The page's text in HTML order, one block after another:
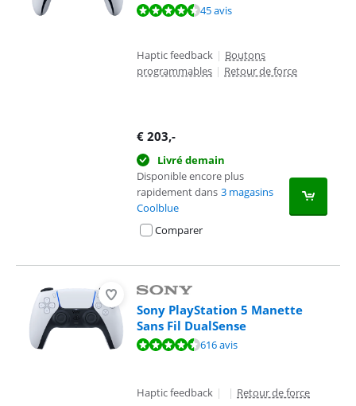
La note est de 9,1 sur 10, basée sur 45 avis.45 avis
Haptic feedback | Boutons
programmables | Retour de force
€ 203,-
Livré demain
Disponible encore plus
rapidement dans 3 magasins
Coolblue
Comparer
Sony PlayStation 5 Manette
Sans Fil DualSense
La note est de 9,4 sur 10, basée sur 616 avis.
616 avis
Haptic feedback | | Retour de force